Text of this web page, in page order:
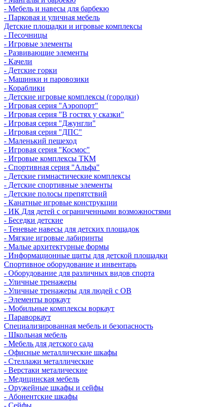
- Мебель и навесы для барбекю
- Парковая и уличная мебель
Детские площадки и игровые комплексы
- Песочницы
- Игровые элементы
- Развивающие элементы
- Качели
- Детские горки
- Машинки и паровозики
- Кораблики
- Детские игровые комплексы (городки)
- Игровая серия "Аэропорт"
- Игровая серия "В гостях у сказки"
- Игровая серия "Джунгли"
- Игровая серия "ДПС"
- Маленький пешеход
- Игровая серия "Космос"
- Игровые комплексы ТКМ
- Спортивная серия "Альфа"
- Детские гимнастические комплексы
- Детские спортивные элементы
- Детские полосы препятствий
- Канатные игровые конструкции
- ИК Для детей с ограниченными возможностями
- Беседки детские
- Теневые навесы для детских площадок
- Мягкие игровые лабиринты
- Малые архитектурные формы
- Информационные щиты для детской площадки
Спортивное оборудование и инвентарь
- Оборудование для различных видов спорта
- Уличные тренажеры
- Уличные тренажеры для людей с ОВ
- Элементы воркаут
- Мобильные комплексы воркаут
- Параворкаут
Cпециализированная мебель и безопасность
- Школьная мебель
- Мебель для детского сада
- Офисные металлические шкафы
- Стеллажи металлические
- Верстаки металические
- Медицинская мебель
- Оружейные шкафы и сейфы
- Абонентские шкафы
- Сейфы